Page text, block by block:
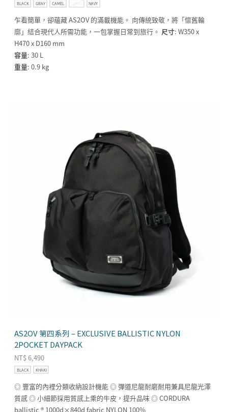
BLACK GRAY CAMEL KHAKI NAVY
乍看簡單，卻蘊藏 AS2OV 的滿載機能。 向傳統致敬，將「懷舊輪
廓」結合現代人所需功能，一包掌握日常到旅行。 尺寸: W350 x
H470 x D160 mm
容量: 30 L
重量: 0.9 kg
AS2OV 第四系列 – EXCLUSIVE BALLISTIC NYLON
2POCKET DAYPACK
NT$6,490
BLACK KHAKI
◎ 豐富的內裡分類收納設計機能 ◎ 彈道尼龍耐磨耐用兼具尼龍光澤
質感 ◎ 小細節採用質感上乘的牛皮，提升品味 ◎ CORDURA
ballistic ® 1000d×840d fabric NYLON 100%